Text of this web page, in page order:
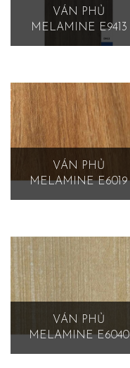
VÁN PHỦ
MELAMINE E9413
VÁN PHỦ
MELAMINE E6019
VÁN PHỦ
MELAMINE E6040